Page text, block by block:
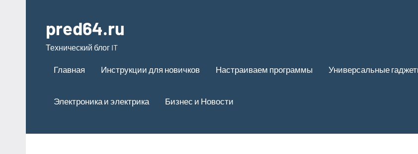
содержимому
pred64.ru
Технический блог IT
Главная Инструкции для новичков Настраиваем программы Универсальные
Электроника и электрика Бизнес и Новости